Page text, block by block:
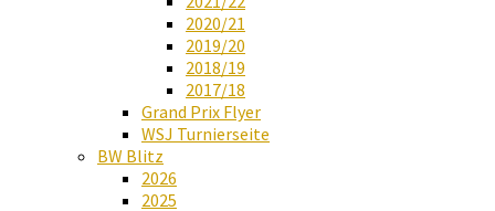
2020/21
2019/20
2018/19
2017/18
Grand Prix Flyer
WSJ Turnierseite
BW Blitz
2026
2025